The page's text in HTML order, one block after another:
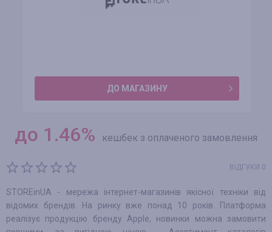
ДО МАГАЗИНУ
до 1.46% кешбек з оплаченого замовлення
ВІДГУКИ 0
STOREinUA - мережа інтернет-магазинів якісної техніки від
відомих брендів. На ринку вже понад 10 років. Платформа
реалізує продукцію бренду Apple, новинки можна замовити